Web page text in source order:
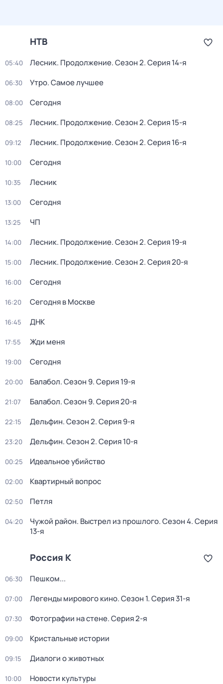
НТВ
05:40 Лесник. Продолжение. Сезон 2. Серия 14-я
06:30 Утро. Самое лучшее
08:00 Сегодня
08:25 Лесник. Продолжение. Сезон 2. Серия 15-я
09:12 Лесник. Продолжение. Сезон 2. Серия 16-я
10:00 Сегодня
10:35 Лесник
13:00 Сегодня
13:25 ЧП
14:00 Лесник. Продолжение. Сезон 2. Серия 19-я
15:00 Лесник. Продолжение. Сезон 2. Серия 20-я
16:00 Сегодня
16:20 Сегодня в Москве
16:45 ДНК
17:55 Жди меня
19:00 Сегодня
20:00 Балабол. Сезон 9. Серия 19-я
21:07 Балабол. Сезон 9. Серия 20-я
22:15 Дельфин. Сезон 2. Серия 9-я
23:20 Дельфин. Сезон 2. Серия 10-я
00:25 Идеальное убийство
02:00 Квартирный вопрос
02:50 Петля
04:20 Чужой район. Выстрел из прошлого. Сезон 4. Серия
13-я
Россия К
06:30 Пешком...
07:00 Легенды мирового кино. Сезон 1. Серия 31-я
07:30 Фотографии на стене. Серия 2-я
09:00 Кристальные истории
09:15 Диалоги о животных
10:00 Новости культуры